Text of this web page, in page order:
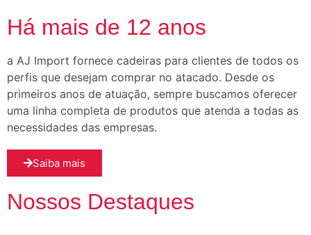
Há mais de 12 anos
a AJ Import fornece cadeiras para clientes de todos os
perfis que desejam comprar no atacado. Desde os
primeiros anos de atuação, sempre buscamos oferecer
uma linha completa de produtos que atenda a todas as
necessidades das empresas.
Saiba mais
Nossos Destaques